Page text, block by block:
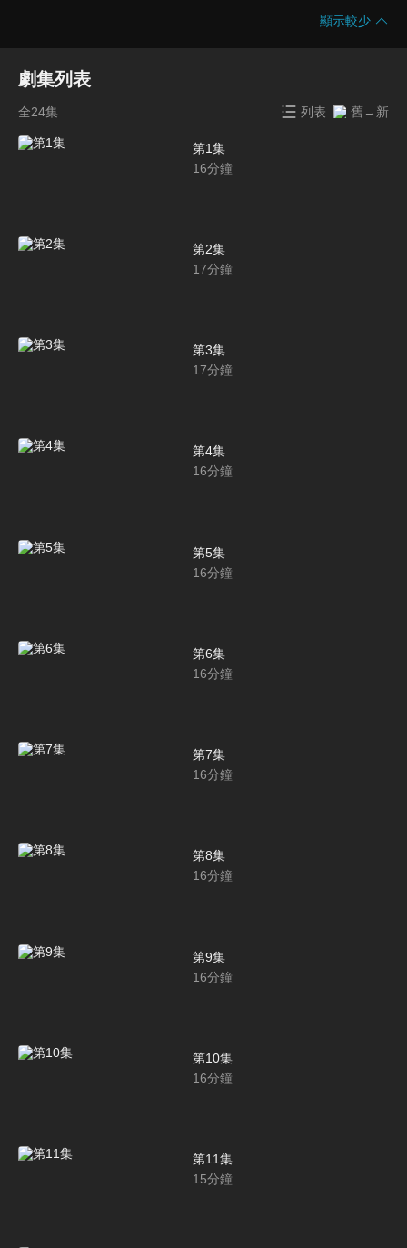
顯示較少
劇集列表
全24集 列表 舊→新
第1集
16分鐘
第2集
17分鐘
第3集
17分鐘
第4集
16分鐘
第5集
16分鐘
第6集
16分鐘
第7集
16分鐘
第8集
16分鐘
第9集
16分鐘
第10集
16分鐘
第11集
15分鐘